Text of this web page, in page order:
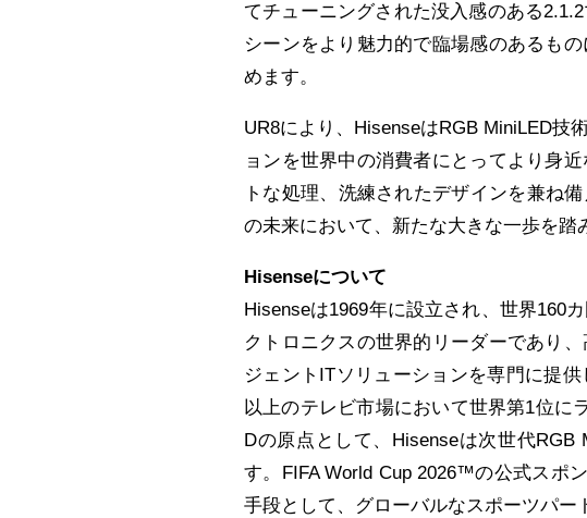
てチューニングされた没入感のある
シーンをより魅力的で臨場感のあるも
めます。
UR8により、HisenseはRGB MiniLED技
ョンを世界中の消費者にとってより身
トな処理、洗練されたデザインを兼ね
の未来において、新たな大きな一歩を踏
Hisenseについて
Hisenseは1969年に設立され、世界160
クトロニクスの世界的リーダーであり
ジェントITソリューションを専門に提
以上のテレビ市場において世界第1位に
Dの原点として、Hisenseは次世代
す。FIFA World Cup 2026™の公式スポ
手段として、グローバルなスポーツパー